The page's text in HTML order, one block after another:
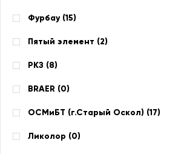
Фурбау (15)
Пятый элемент (2)
РКЗ (8)
BRAER (0)
ОСМиБТ (г.Старый Оскол) (17)
Ликолор (0)